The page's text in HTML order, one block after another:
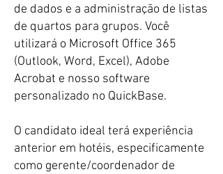
de dados e a administração de listas
de quartos para grupos. Você
utilizará o Microsoft Office 365
(Outlook, Word, Excel), Adobe
Acrobat e nosso software
personalizado no QuickBase.
​O candidato ideal terá experiência
anterior em hotéis, especificamente
como gerente/coordenador de